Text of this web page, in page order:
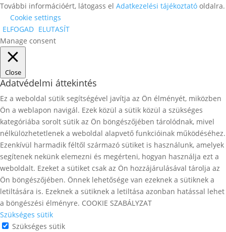
További információért, látogass el Adatkezelési tájékoztató oldalra.
Cookie settings
ELFOGAD ELUTASÍT
Manage consent
Close
Adatvédelmi áttekintés
Ez a weboldal sütik segítségével javítja az Ön élményét, miközben
Ön a weblapon navigál. Ezek közül a sütik közül a szükséges
kategóriába sorolt ​​sütik az Ön böngészőjében tárolódnak, mivel
nélkülözhetetlenek a weboldal alapvető funkcióinak működéséhez.
Ezenkívül harmadik féltől származó sütiket is használunk, amelyek
segítenek nekünk elemezni és megérteni, hogyan használja ezt a
weboldalt. Ezeket a sütiket csak az Ön hozzájárulásával tárolja az
Ön böngészőjében. Önnek lehetősége van ezeknek a sütiknek a
letiltására is. Ezeknek a sütiknek a letiltása azonban hatással lehet
a böngészési élményre. COOKIE SZABÁLYZAT
Szükséges sütik
Szükséges sütik